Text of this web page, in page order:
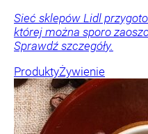
Sieć sklepów Lidl
której można sporo
Sprawdź szczegóły.
ProduktyŻywienie